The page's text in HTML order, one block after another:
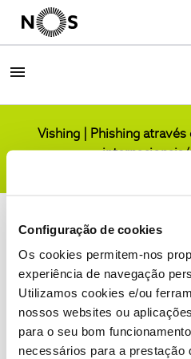
Configuração de cookies
Os cookies permitem-nos
experiência de navegação
Utilizamos cookies e/ou
nossos websites ou
para o seu bom
necessários para a prestação
Vishing | Phishing através
internacionais/
Condições do Fórum NOS